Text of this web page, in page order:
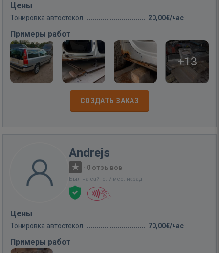
Цены
Тонировка автостёкол 20,00€/час
Примеры работ
+13
СОЗДАТЬ ЗАКАЗ
Andrejs
· 0 отзывов
Был на сайте: 7 мес. назад
Цены
Тонировка автостёкол 70,00€/час
Примеры работ